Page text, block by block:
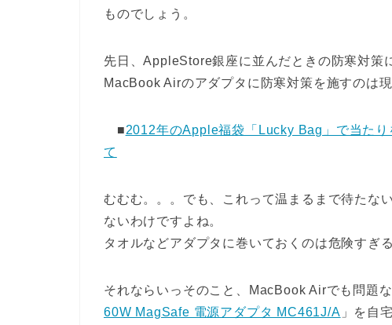
ものでしょう。
先日、AppleStore銀座に並んだときの防寒対策
MacBook Airのアダプタに防寒対策を施すのは
■2012年のApple福袋「Lucky Bag」で当た
て
むむむ。。。でも、これって温まるまで待たな
ないわけですよね。
タオルなどアダプタに巻いておくのは危険すぎる
それならいっそのこと、MacBook Airでも問題
60W MagSafe 電源アダプタ MC461J/A 」を自